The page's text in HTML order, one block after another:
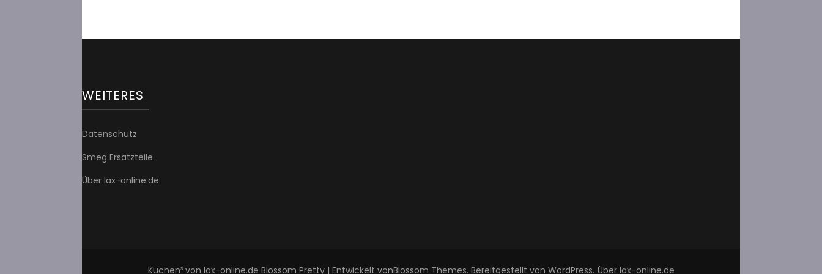
WEITERES
Datenschutz
Smeg Ersatzteile
Über lax-online.de
Küchen³ von lax-online.de Blossom Pretty | Entwickelt vonBlossom Themes. Bereitgestellt von WordPress. Über lax-online.de